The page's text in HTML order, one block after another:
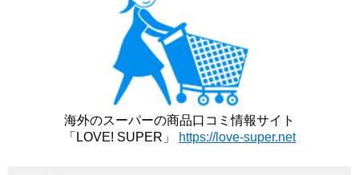
海外のスーパーの商品口コミ情報サイト
「LOVE! SUPER」
https://love-super.net